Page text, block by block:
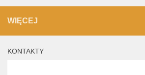
WIĘCEJ
KONTAKTY